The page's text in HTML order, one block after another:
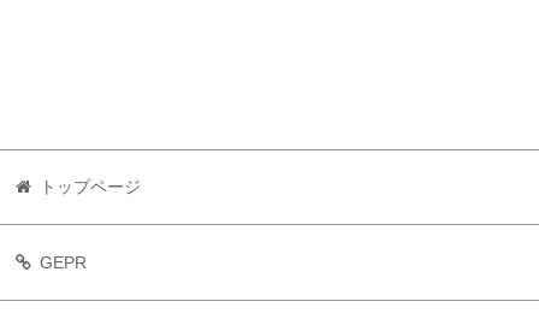
トップページ
GEPR